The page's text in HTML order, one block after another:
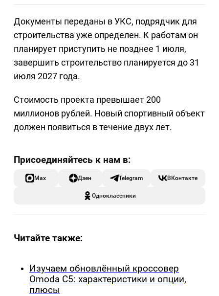
Документы переданы в УКС, подрядчик для
строительства уже определен. К работам он
планирует приступить не позднее 1 июля,
завершить строительство планируется до 31
июля 2027 года.
Стоимость проекта превышает 200
миллионов рублей. Новый спортивный объект
должен появиться в течение двух лет.
Max Дзен Telegram ВКонтакте
Одноклассники
Читайте также:
Изучаем обновлённый кроссовер
Omoda C5: характеристики и опции,
плюсы